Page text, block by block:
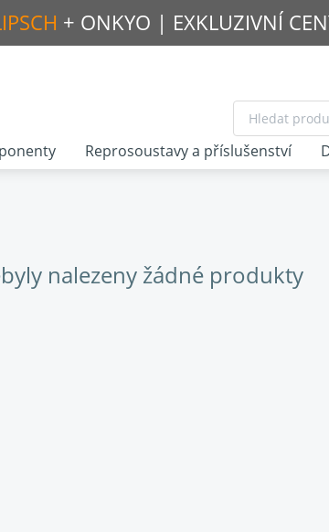
+ ONKYO | EXKLUZIVNÍ
nalezeny žádné produkty
Reprosoustavy a příslušenství